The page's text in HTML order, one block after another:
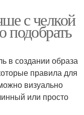
с челкой
подобрать
в создании образа
правила для
визуально
или просто